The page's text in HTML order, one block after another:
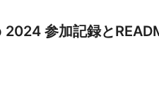
参加記録と